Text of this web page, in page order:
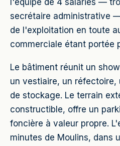
l'équipe de 4 salariés —
secrétaire administrative
de l'exploitation en toute
commerciale étant portée
Le bâtiment réunit un
un vestiaire, un réfectoire,
de stockage. Le terrain
constructible, offre un
foncière à valeur propre.
minutes de Moulins, dans